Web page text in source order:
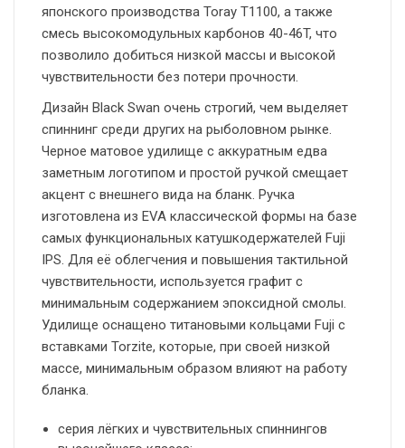
японского производства Toray Т1100, а также
смесь высокомодульных карбонов 40-46T, что
позволило добиться низкой массы и высокой
чувствительности без потери прочности.
Дизайн Black Swan очень строгий, чем выделяет
спиннинг среди других на рыболовном рынке.
Черное матовое удилище с аккуратным едва
заметным логотипом и простой ручкой смещает
акцент с внешнего вида на бланк. Ручка
изготовлена из EVA классической формы на базе
самых функциональных катушкодержателей Fuji
IPS. Для её облегчения и повышения тактильной
чувствительности, используется графит с
минимальным содержанием эпоксидной смолы.
Удилище оснащено титановыми кольцами Fuji с
вставками Torzite, которые, при своей низкой
массе, минимальным образом влияют на работу
бланка.
серия лёгких и чувствительных спиннингов